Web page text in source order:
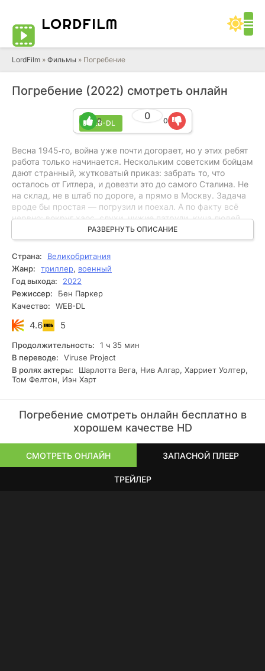
LORDFILM
LordFilm » Фильмы » Погребение
Погребение (2022) смотреть онлайн
WEB-DL
0
0 0
Весна 1945‑го, война уже почти догорает, но у этих ребят
работа только начинается. Нескольким советским бойцам
дают странный, жутковатый приказ: забрать то, что
осталось от Гитлера, и довезти это до самого Сталина. Не
на склад, не в штаб по дороге, а прямо в Москву. Задача
вроде бы простая — погрузил и поехал. А по факту всё
нервно: вокруг хаос, слухи, чужие патрули, куча людей,
которые хотят вмешаться или украсть доказательства. И
они тащат этот груз через развалины, понимая, что на
кону не только отчёт. История тоже.
РАЗВЕРНУТЬ ОПИСАНИЕ
Страна:
Великобритания
Жанр:
триллер, военный
Год выхода:
2022
Режиссер:
Бен Паркер
Качество:
WEB-DL
4.6 5
Продолжительность:
1 ч 35 мин
В переводе:
Viruse Project
В ролях актеры:
Шарлотта Вега, Нив Алгар, Харриет Уолтер,
Том Фелтон, Иэн Харт
Погребение смотреть онлайн бесплатно в
хорошем качестве HD
СМОТРЕТЬ ОНЛАЙН ЗАПАСНОЙ ПЛЕЕР
ТРЕЙЛЕР